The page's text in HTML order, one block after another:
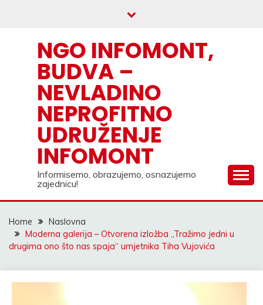
NGO INFOMONT,
BUDVA –
NEVLADINO
NEPROFITNO
UDRUŽENJE
INFOMONT
Informisemo, obrazujemo, osnazujemo
zajednicu!
Home
Naslovna
Moderna galerija – Otvorena izložba „Tražimo jedni u
drugima ono što nas spaja“ umjetnika Tiha Vujovića